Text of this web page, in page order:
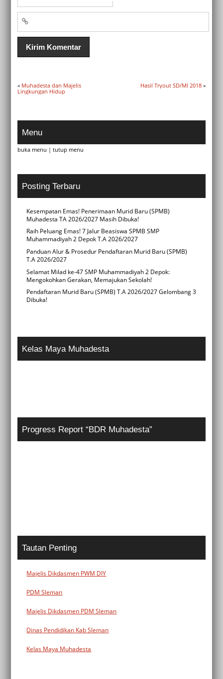
« Muhadesta dan Majelis
Lingkungan Hidup
Hasil Tryout SD/MI 2018 »
Menu
buka menu | tutup menu
Posting Terbaru
Kesempatan Emas! Penerimaan Murid Baru (SPMB)
Muhadesta TA 2026/2027 Masih Dibuka!
Raih Peluang Emas! 7 Jalur Beasiswa SPMB SMP
Muhammadiyah 2 Depok T.A 2026/2027
Panduan Alur & Prosedur Pendaftaran Murid Baru (SPMB)
T.A 2026/2027
Selamat Milad ke-47 SMP Muhammadiyah 2 Depok:
Mengokohkan Gerakan, Memajukan Sekolah!
Pendaftaran Murid Baru (SPMB) T.A 2026/2027 Gelombang 3
Dibuka!
Kelas Maya Muhadesta
Progress Report “BDR Muhadesta”
Tautan Penting
Majelis Dikdasmen PWM DIY
PDM Sleman
Majelis Dikdasmen PDM Sleman
Dinas Pendidikan Kab Sleman
Kelas Maya Muhadesta